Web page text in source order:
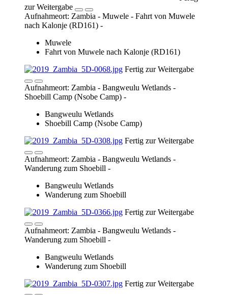
Shoebill Camp (Nsobe Camp)
Fertig zur Weitergabe
Aufnahmeort: Zambia - Bangweulu Wetlands -
Wanderung zum Shoebill -
Bangweulu Wetlands
Wanderung zum Shoebill
Fertig zur Weitergabe
Aufnahmeort: Zambia - Bangweulu Wetlands -
Wanderung zum Shoebill -
Bangweulu Wetlands
Wanderung zum Shoebill
Fertig zur Weitergabe
Aufnahmeort: Zambia - Bangweulu Wetlands -
Wanderung zum Shoebill -
Bangweulu Wetlands
Wanderung zum Shoebill
Fertig zur Weitergabe
Aufnahmeort: Zambia - Bangweulu Wetlands -
Wanderung zum Shoebill -
Bangweulu Wetlands
Wanderung zum Shoebill